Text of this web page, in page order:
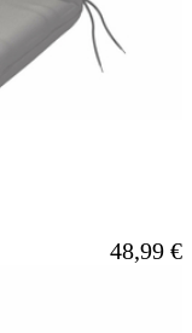
Ab
48,99 €